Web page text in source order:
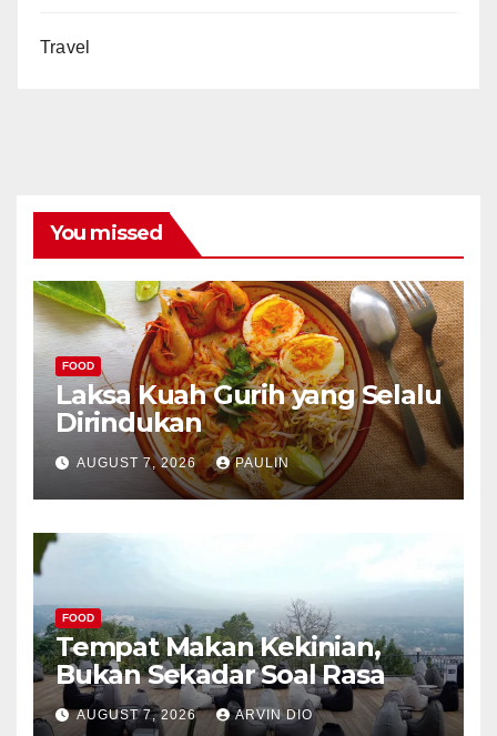
Travel
You missed
FOOD
Laksa Kuah Gurih yang Selalu
Dirindukan
AUGUST 7, 2026 PAULIN
FOOD
Tempat Makan Kekinian,
Bukan Sekadar Soal Rasa
AUGUST 7, 2026 ARVIN DIO